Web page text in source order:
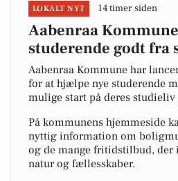
LOKALT NYT 14 timer siden
Aabenraa
studerende godt fra
Aabenraa Kommune har
for at hjælpe nye studerende
mulige start på deres studieliv
På kommunens hjemmeside
nyttig information om
og de mange fritidstilbud,
natur og fællesskaber.